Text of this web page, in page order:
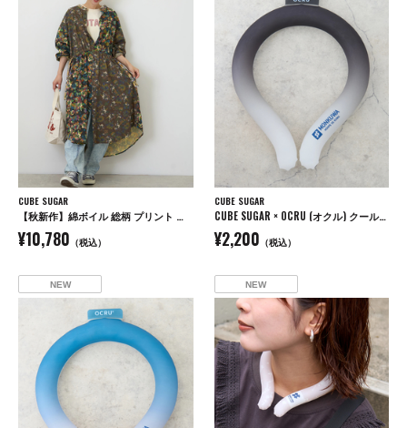
CUBE SUGAR
【秋新作】綿ボイル 総柄 プリント ドロスト シャツワンピース
¥10,780 （税込）
CUBE SUGAR
CUBE SUGAR × OCRU (オクル) クールリング
¥2,200 （税込）
NEW NEW